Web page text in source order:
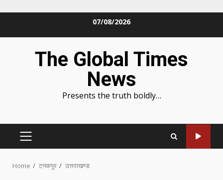
07/08/2026
The Global Times
News
Presents the truth boldly…
PRIMARY
Home टनकपुर उत्तराखण्ड